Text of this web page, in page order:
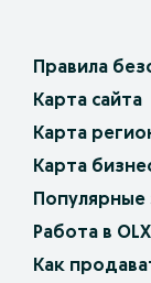
Правила
Карта сайта
Карта
Карта
Работа в OLX
Как